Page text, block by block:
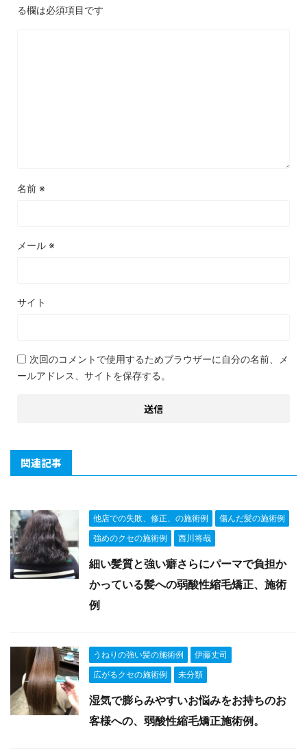
る欄は必須項目です
名前 ※
メール ※
サイト
次回のコメントで使用するためブラウザーに自分の名前、メ
ールアドレス、サイトを保存する。
関連記事
他店での失敗、修正、の施術例
傷んだ髪の施術例
強めのクセの施術例
西川将哉
細い髪質と強い癖さらにパーマで負担か
かっている髪への弱酸性縮毛矯正、施術
例
うねりの強い髪の施術例
伊藤丈司
広がるクセの施術例
未分類
湿気で膨らみやすいお悩みをお持ちのお
客様への、弱酸性縮毛矯正施術例。